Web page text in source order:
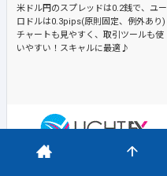
米ドル円のスプレッドは0.2銭で、ユー
ロドルは0.3pips(原則固定、例外あり)
チャートも見やすく、取引ツールも使
いやすい！スキャルに最適♪
LIGHT FX